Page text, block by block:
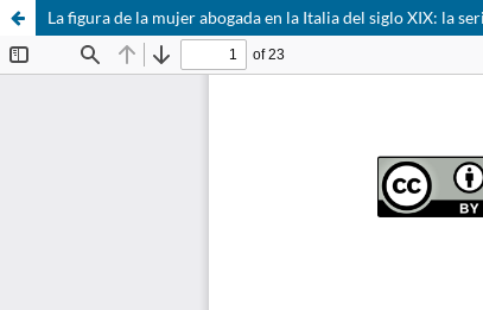
La figura de la mujer abogada en la Italia del siglo XIX: la